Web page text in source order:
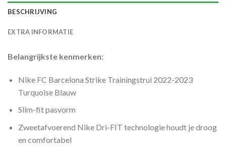
BESCHRIJVING
EXTRA INFORMATIE
Belangrijkste kenmerken:
Nike FC Barcelona Strike Trainingstrui 2022-2023
Turquoise Blauw
Slim-fit pasvorm
Zweetafvoerend Nike Dri-FIT technologie houdt je droog
en comfortabel